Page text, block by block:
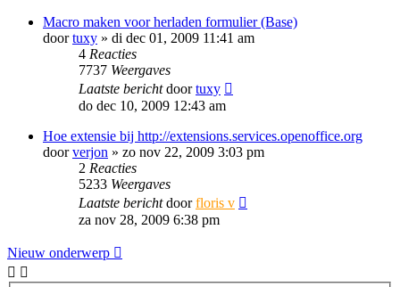
Macro maken voor herladen formulier (Base)
doortuxy » di dec 01, 2009 11:41 am
4 Reacties
7737 Weergaves
Laatste berichtdoortuxy
do dec 10, 2009 12:43 am
Hoe extensie bij http://extensions.services.openoffice.org
doorverjon » zo nov 22, 2009 3:03 pm
2 Reacties
5233 Weergaves
Laatste berichtdoorfloris v
za nov 28, 2009 6:38 pm
Nieuw onderwerp